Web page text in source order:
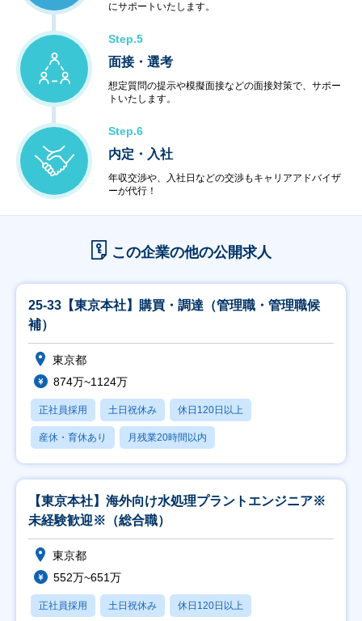
にサポートいたします。
Step.5
面接・選考
想定質問の提示や模擬面接などの面接対策で、サポー
トいたします。
Step.6
内定・入社
年収交渉や、入社日などの交渉もキャリアアドバイザ
ーが代行！
この企業の他の公開求人
25-33【東京本社】購買・調達（管理職・管理職候
補）
東京都
874万~1124万
正社員採用 土日祝休み 休日120日以上
産休・育休あり 月残業20時間以内
【東京本社】海外向け水処理プラントエンジニア※
未経験歓迎※（総合職）
東京都
552万~651万
正社員採用 土日祝休み 休日120日以上